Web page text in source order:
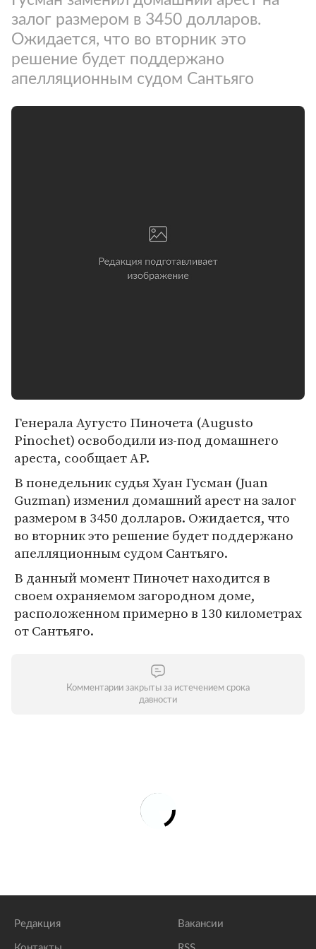
залог размером в 3450 долларов.
Ожидается, что во вторник это
решение будет поддержано
апелляционным судом Сантьяго
Генерала Аугусто Пиночета (Augusto
Pinochet) освободили из-под домашнего
ареста, сообщает AP.
В понедельник судья Хуан Гусман (Juan
Guzman) изменил домашний арест на залог
размером в 3450 долларов. Ожидается, что
во вторник это решение будет поддержано
апелляционным судом Сантьяго.
В данный момент Пиночет находится в
своем охраняемом загородном доме,
расположенном примерно в 130 километрах
от Сантьяго.
Комментарии закрыты за истечением срока
давности
Редакция Вакансии